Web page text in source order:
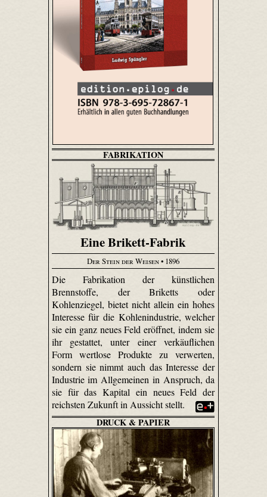
FABRIKATION
Eine Brikett-Fabrik
Der Stein der Weisen• 1896
Die Fabrikation der künstlichen
Brennstoffe, der Briketts oder
Kohlenziegel, bietet nicht allein ein hohes
Interesse für die Kohlenindustrie, welcher
sie ein ganz neues Feld eröffnet, indem sie
ihr gestattet, unter einer verkäuflichen
Form wertlose Produkte zu verwerten,
sondern sie nimmt auch das Interesse der
Industrie im Allgemeinen in Anspruch, da
sie für das Kapital ein neues Feld der
reichsten Zukunft in Aussicht stellt.
DRUCK & PAPIER